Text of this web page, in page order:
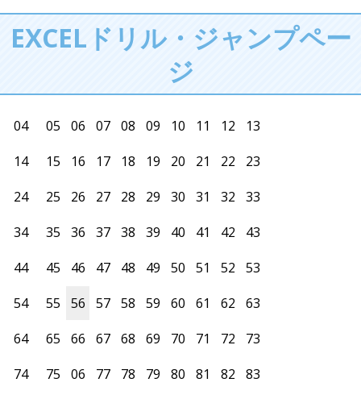
EXCELドリル・ジャンプペー
ジ
04 05 06 07 08 09 10 11 12
13
14
15 16 17 18 19 20 21 22
23
24
25 26 27 28 29 30 31 32
33
34
35 36 37 38 39 40 41 42
43
44
45 46 47 48 49 50 51 52
53
54
55 56 57 58 59 60 61 62
63
64
65 66 67 68 69 70 71 72
73
74
75 06 77 78 79 80 81 82 83